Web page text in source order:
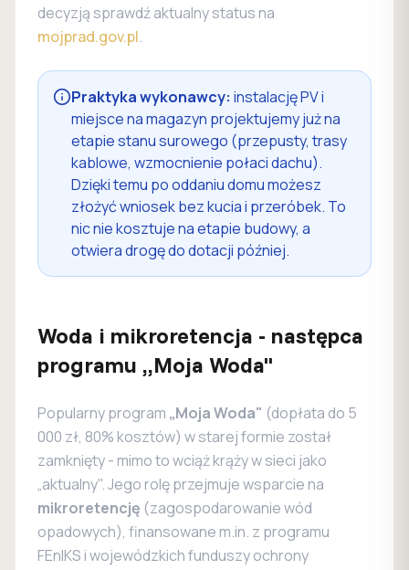
decyzją sprawdź aktualny status na
mojprad.gov.pl.
Praktyka wykonawcy: instalację PV i
miejsce na magazyn projektujemy już na
etapie stanu surowego (przepusty, trasy
kablowe, wzmocnienie połaci dachu).
Dzięki temu po oddaniu domu możesz
złożyć wniosek bez kucia i przeróbek. To
nic nie kosztuje na etapie budowy, a
otwiera drogę do dotacji później.
Woda i mikroretencja - następca
programu „Moja Woda"
Popularny program „Moja Woda" (dopłata do 5
000 zł, 80% kosztów) w starej formie został
zamknięty - mimo to wciąż krąży w sieci jako
„aktualny". Jego rolę przejmuje wsparcie na
mikroretencję (zagospodarowanie wód
opadowych), finansowane m.in. z programu
FEnIKS i wojewódzkich funduszy ochrony